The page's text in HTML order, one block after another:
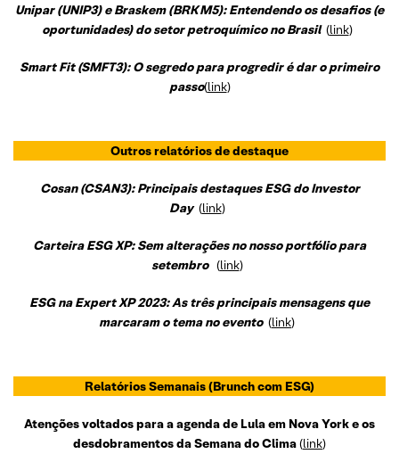
Unipar (UNIP3) e Braskem (BRKM5): Entendendo os desafios (e
oportunidades) do setor petroquímico no Brasil (link)
Smart Fit (SMFT3): O segredo para progredir é dar o primeiro
passo(link)
Outros relatórios de destaque
Cosan (CSAN3): Principais destaques ESG do Investor
Day (link)
Carteira ESG XP: Sem alterações no nosso portfólio para
setembro (link)
ESG na Expert XP 2023: As três principais mensagens que
marcaram o tema no evento (link)
Relatórios Semanais(Brunch com ESG)
Atenções voltados para a agenda de Lula em Nova York e os
desdobramentos da Semana do Clima(link)